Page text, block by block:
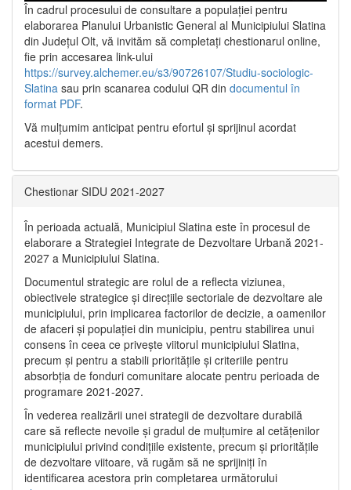
În cadrul procesului de consultare a populaţiei pentru
elaborarea Planului Urbanistic General al Municipiului Slatina
din Județul Olt, vă invităm să completați chestionarul online,
fie prin accesarea link-ului
https://survey.alchemer.eu/s3/90726107/Studiu-sociologic-
Slatina sau prin scanarea codului QR din documentul în
format PDF.
Vă mulţumim anticipat pentru efortul şi sprijinul acordat
acestui demers.
Chestionar SIDU 2021-2027
În perioada actuală, Municipiul Slatina este în procesul de
elaborare a Strategiei Integrate de Dezvoltare Urbană 2021‐
2027 a Municipiului Slatina.
Documentul strategic are rolul de a reflecta viziunea,
obiectivele strategice și direcțiile sectoriale de dezvoltare ale
municipiului, prin implicarea factorilor de decizie, a oamenilor
de afaceri și populației din municipiu, pentru stabilirea unui
consens în ceea ce privește viitorul municipiului Slatina,
precum și pentru a stabili prioritățile și criteriile pentru
absorbția de fonduri comunitare alocate pentru perioada de
programare 2021-2027.
În vederea realizării unei strategii de dezvoltare durabilă
care să reflecte nevoile și gradul de mulțumire al cetățenilor
municipiului privind condițiile existente, precum și prioritățile
de dezvoltare viitoare, vă rugăm să ne sprijiniți în
identificarea acestora prin completarea următorului